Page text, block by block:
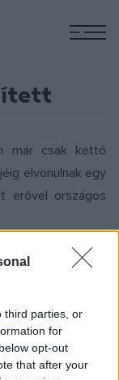
third parties, or
for
opt-out
that after your
már csak kettő
elvonulnak egy
erővel országos
mind a három
még egy operáció
kell januárban
a téli turné
után jön a két